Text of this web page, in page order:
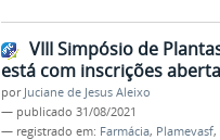
VIII Simpósio de
está com inscrições
por Juciane de Jesus Aleixo
— publicado 31/08/2021
— registrado em: Farmácia, Plamevasf,